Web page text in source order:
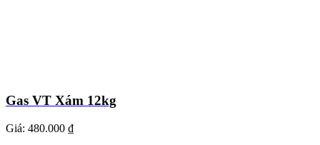
Gas VT Xám 12kg
Giá: 480.000 ₫